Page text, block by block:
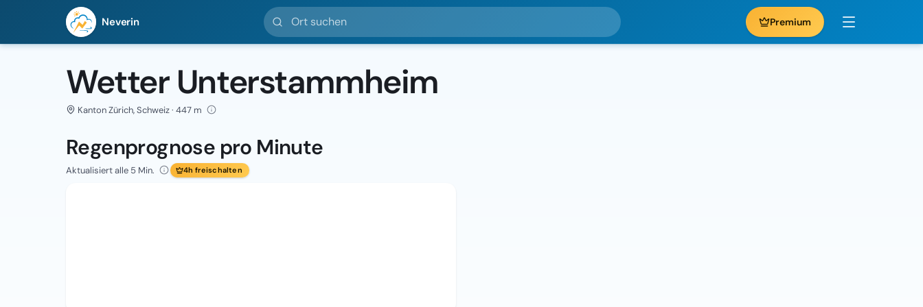
Neverin
Ort suchen
Premium
Wetter Unterstammheim
Kanton Zürich, Schweiz · 447 m
Regenprognose pro Minute
Aktualisiert alle 5 Min. 4h freischalten